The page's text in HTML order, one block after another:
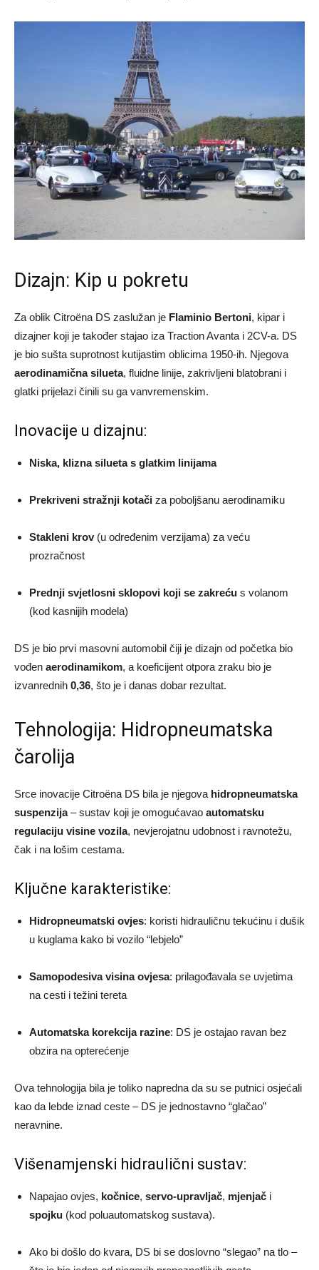
Dizajn: Kip u pokretu
Za oblik Citroëna DS zaslužan je Flaminio Bertoni, kipar i
dizajner koji je također stajao iza Traction Avanta i 2CV-a. DS
je bio sušta suprotnost kutijastim oblicima 1950-ih. Njegova
aerodinamična silueta, fluidne linije, zakrivljeni blatobrani i
glatki prijelazi činili su ga vanvremenskim.
Inovacije u dizajnu:
Niska, klizna silueta s glatkim linijama
Prekriveni stražnji kotači za poboljšanu aerodinamiku
Stakleni krov(u određenim verzijama) za veću
prozračnost
Prednji svjetlosni sklopovi koji se zakreću s volanom
(kod kasnijih modela)
DS je bio prvi masovni automobil čiji je dizajn od početka bio
vođen aerodinamikom, a koeficijent otpora zraku bio je
izvanrednih 0,36, što je i danas dobar rezultat.
Tehnologija: Hidropneumatska
čarolija
Srce inovacije Citroëna DS bila je njegova hidropneumatska
suspenzija– sustav koji je omogućavao automatsku
regulaciju visine vozila, nevjerojatnu udobnost i ravnotežu,
čak i na lošim cestama.
Ključne karakteristike:
Hidropneumatski ovjes: koristi hidrauličnu tekućinu i dušik
u kuglama kako bi vozilo “lebjelo”
Samopodesiva visina ovjesa: prilagođavala se uvjetima
na cesti i težini tereta
Automatska korekcija razine: DS je ostajao ravan bez
obzira na opterećenje
Ova tehnologija bila je toliko napredna da su se putnici osjećali
kao da lebde iznad ceste – DS je jednostavno “glačao”
neravnine.
Višenamjenski hidraulični sustav:
Napajao ovjes, kočnice, servo-upravljač, mjenjač i
spojku (kod poluautomatskog sustava).
Ako bi došlo do kvara, DS bi se doslovno “slegao” na tlo –